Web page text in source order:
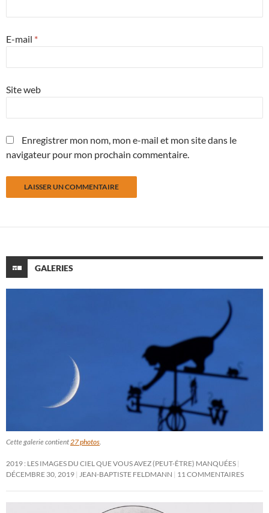
E-mail *
Site web
Enregistrer mon nom, mon e-mail et mon site dans le
navigateur pour mon prochain commentaire.
GALERIES
Cette galerie contient 27 photos
2019 : LES IMAGES DU CIEL QUE VOUS AVEZ (PEUT-ÊTRE) MANQUÉES
DÉCEMBRE 30, 2019
JEAN-BAPTISTE FELDMANN 11 COMMENTAIRES